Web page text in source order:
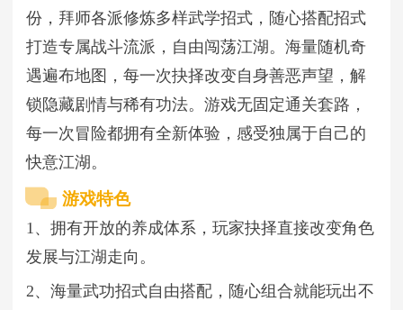
份，拜师各派修炼多样武学招式，随心搭配招式
打造专属战斗流派，自由闯荡江湖。海量随机奇
遇遍布地图，每一次抉择改变自身善恶声望，解
锁隐藏剧情与稀有功法。游戏无固定通关套路，
每一次冒险都拥有全新体验，感受独属于自己的
快意江湖。
游戏特色
1、拥有开放的养成体系，玩家抉择直接改变角色
发展与江湖走向。
2、海量武功招式自由搭配，随心组合就能玩出不